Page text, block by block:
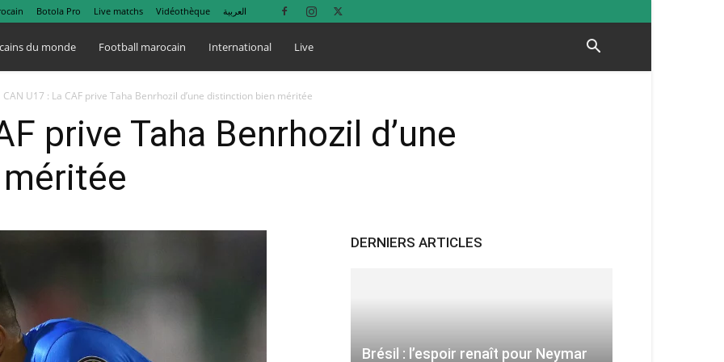
Botola Pro Live matchs Vidéothèque العربية
du monde Football marocain International Live
CAN U17 : La CAF prive Taha Benrhozil d’une distinction bien méritée
prive Taha Benrhozil d’une
DERNIERS ARTICLES
Brésil : l’espoir renaît pour Neymar